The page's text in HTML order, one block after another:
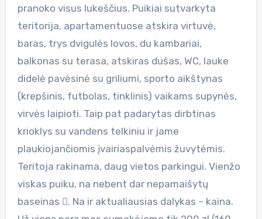
pranoko visus lukeščius. Puikiai sutvarkyta
teritorija, apartamentuose atskira virtuvė,
baras, trys dvigulės lovos, du kambariai,
balkonas su terasa, atskiras dušas, WC, lauke
didelė pavėsinė su griliumi, sporto aikštynas
(krepšinis, futbolas, tinklinis) vaikams supynės,
virvės laipioti. Taip pat padarytas dirbtinas
krioklys su vandens telkiniu ir jame
plaukiojančiomis įvairiaspalvėmis žuvytėmis.
Teritoja rakinama, daug vietos parkingui. Vienžo
viskas puiku, na nebent dar nepamaišytų
baseinas . Na ir aktualiausias dalykas – kaina.